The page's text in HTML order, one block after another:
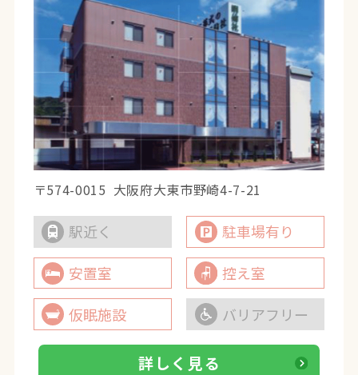
〒574-0015 大阪府大東市野崎4-7-21
駅近く
駐車場有り
安置室
控え室
仮眠施設
バリアフリー
詳しく見る